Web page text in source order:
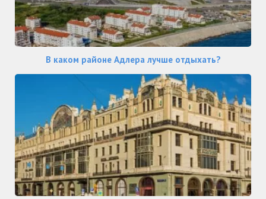
В каком районе Адлера лучше отдыхать?